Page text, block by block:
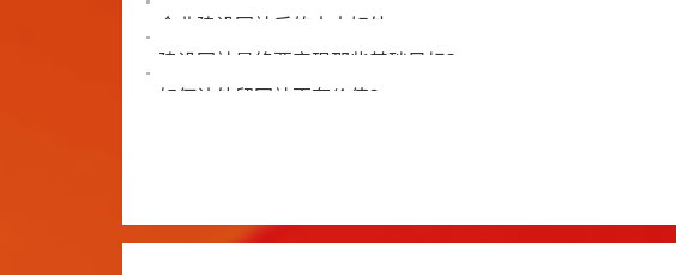
企业建设网站后的十大好处。
建设网站最终要实现那些基础目标？
如何让外贸网站更有价值？